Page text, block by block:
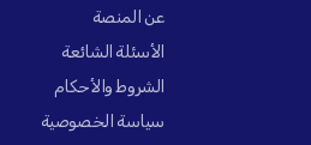
عن المنصة
الأسئلة الشائعة
الشروط والأحكام
سياسة الخصوصية